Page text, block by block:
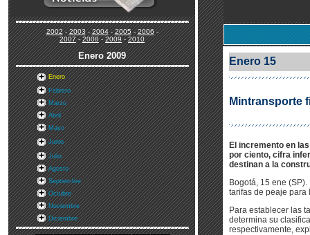
2002-2003-2004-2005-2006-
2007-2008-2009-2010
Enero2009
Enero
Febrero
Marzo
Abril
Mayo
Junio
Julio
Agosto
Septiembre
Octubre
Noviembre
Diciembre
Enero 15
Mintransporte
El incremento en
por ciento, cifra
destinan a la
Bogotá, 15 ene
tarifas de peaje para
Para establecer las
determina su
respectivamente,